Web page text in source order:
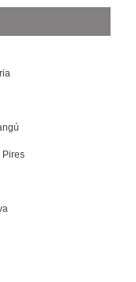
Pires